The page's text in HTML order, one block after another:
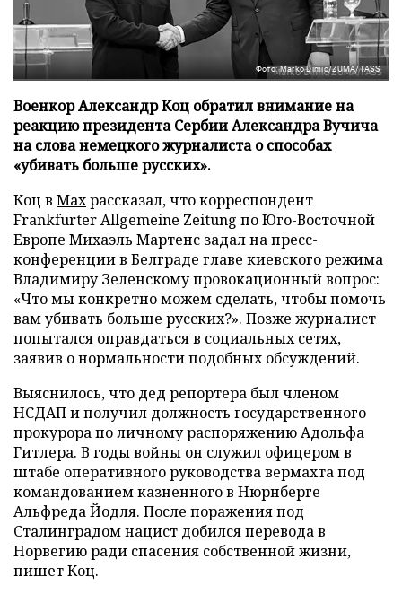
Фото: Marko Dimic/ZUMA/TASS
Военкор Александр Коц обратил внимание на
реакцию президента Сербии Александра Вучича
на слова немецкого журналиста о способах
«убивать больше русских».
Коц в Махрассказал, что корреспондент
Frankfurter Allgemeine Zeitung по Юго-Восточной
Европе Михаэль Мартенс задал на пресс-
конференции в Белграде главе киевского режима
Владимиру Зеленскому провокационный вопрос:
«Что мы конкретно можем сделать, чтобы помочь
вам убивать больше русских?». Позже журналист
попытался оправдаться в социальных сетях,
заявив о нормальности подобных обсуждений.
Выяснилось, что дед репортера был членом
НСДАП и получил должность государственного
прокурора по личному распоряжению Адольфа
Гитлера. В годы войны он служил офицером в
штабе оперативного руководства вермахта под
командованием казненного в Нюрнберге
Альфреда Йодля. После поражения под
Сталинградом нацист добился перевода в
Норвегию ради спасения собственной жизни,
пишет Коц.